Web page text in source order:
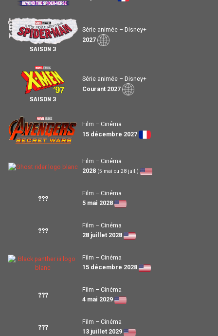
SAISON 3
Série animée – Disney+
2027
SAISON 3
Série animée – Disney+
Courant 2027
Film – Cinéma
15 décembre 2027
Film – Cinéma
2028 (5 mai ou 28 juil.)
???
Film – Cinéma
5 mai 2028
???
Film – Cinéma
28 juillet 2028
Film – Cinéma
15 décembre 2028
???
Film – Cinéma
4 mai 2029
???
Film – Cinéma
13 juillet 2029